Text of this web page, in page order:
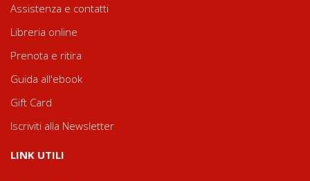
Assistenza e contatti
Libreria online
Prenota e ritira
Guida all'ebook
Gift Card
Iscriviti alla Newsletter
LINK UTILI